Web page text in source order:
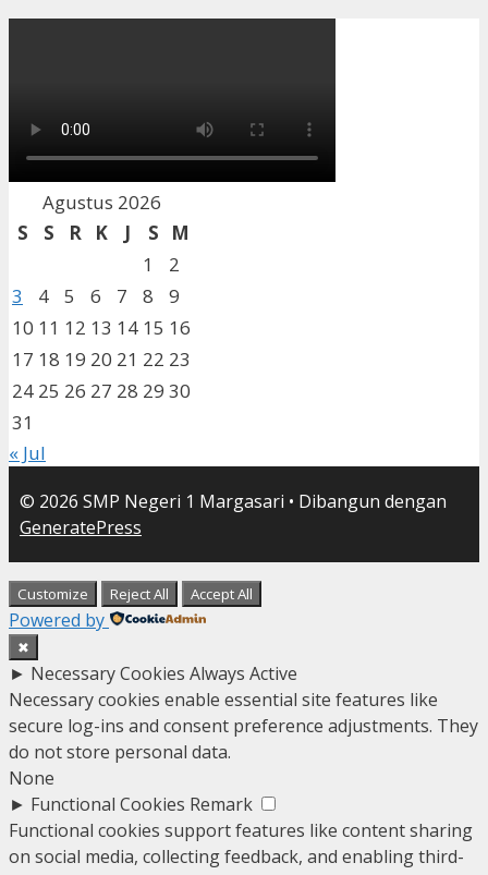
Agustus 2026
S
S R K J S
M
1
2
3
4 5 6 7 8
9
10 11 12 13 14 15 16
17 18 19 20 21 22 23
24 25 26 27 28 29 30
31
« Jul
© 2026 SMP Negeri 1 Margasari • Dibangun dengan
GeneratePress
Customize Reject All Accept All
Powered by
✖
► Necessary Cookies Always Active
Necessary cookies enable essential site features like
secure log-ins and consent preference adjustments. They
do not store personal data.
None
► Functional Cookies Remark
Functional cookies support features like content sharing
on social media, collecting feedback, and enabling third-